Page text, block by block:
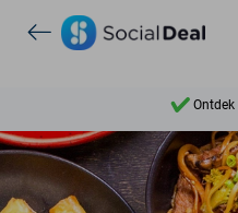
7 dagen
10+